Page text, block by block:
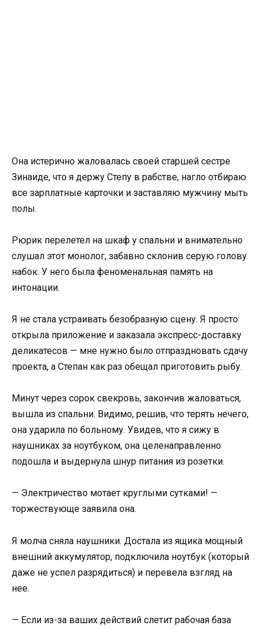
Она истерично жаловалась своей старшей сестре
Зинаиде, что я держу Степу в рабстве, нагло отбираю
все зарплатные карточки и заставляю мужчину мыть
полы.
Рюрик перелетел на шкаф у спальни и внимательно
слушал этот монолог, забавно склонив серую голову
набок. У него была феноменальная память на
интонации.
Я не стала устраивать безобразную сцену. Я просто
открыла приложение и заказала экспресс-доставку
деликатесов — мне нужно было отпраздновать сдачу
проекта, а Степан как раз обещал приготовить рыбу.
Минут через сорок свекровь, закончив жаловаться,
вышла из спальни. Видимо, решив, что терять нечего,
она ударила по больному. Увидев, что я сижу в
наушниках за ноутбуком, она целенаправленно
подошла и выдернула шнур питания из розетки.
— Электричество мотает круглыми сутками! —
торжествующе заявила она.
Я молча сняла наушники. Достала из ящика мощный
внешний аккумулятор, подключила ноутбук (который
даже не успел разрядиться) и перевела взгляд на
нее.
— Если из-за ваших действий слетит рабочая база